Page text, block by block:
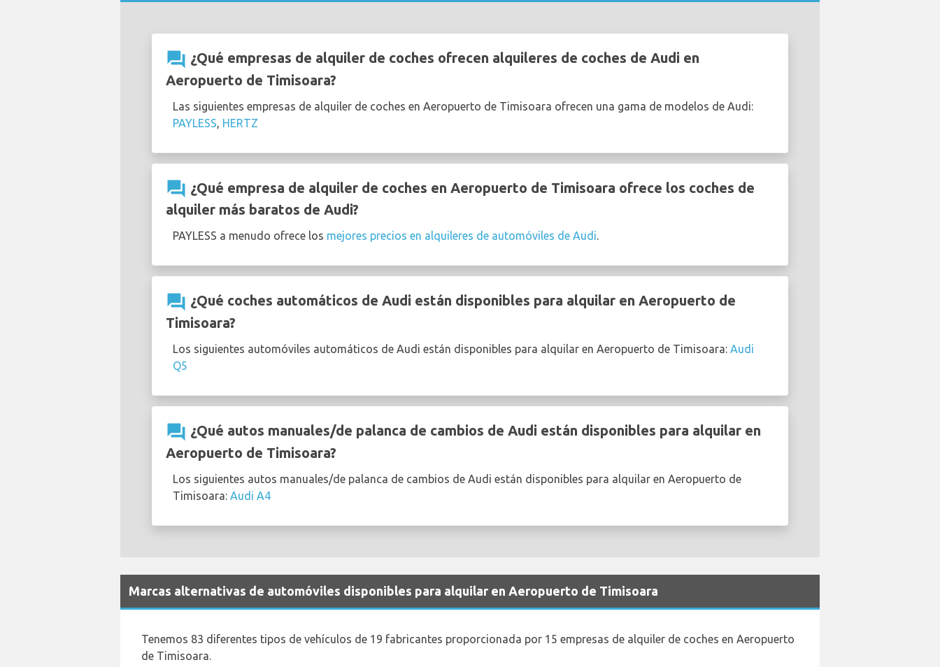
question_answer ¿Qué empresas de alquiler de coches ofrecen alquileres de coches de Audi en
Aeropuerto de Timisoara?
Las siguientes empresas de alquiler de coches en Aeropuerto de Timisoara ofrecen una gama de modelos de Audi:
PAYLESS HERTZ
question_answer ¿Qué empresa de alquiler de coches en Aeropuerto de Timisoara ofrece los coches de
alquiler más baratos de Audi?
PAYLESS a menudo ofrece los mejores precios en alquileres de automóviles de Audi.
question_answer ¿Qué coches automáticos de Audi están disponibles para alquilar en Aeropuerto de
Timisoara?
Los siguientes automóviles automáticos de Audi están disponibles para alquilar en Aeropuerto de Timisoara: Audi
Q5
question_answer ¿Qué autos manuales/de palanca de cambios de Audi están disponibles para alquilar en
Aeropuerto de Timisoara?
Los siguientes autos manuales/de palanca de cambios de Audi están disponibles para alquilar en Aeropuerto de
Timisoara: Audi A4
Marcas alternativas de automóviles disponibles para alquilar en Aeropuerto de Timisoara
Tenemos 83 diferentes tipos de vehículos de 19 fabricantes proporcionada por 15 empresas de alquiler de coches en Aeropuerto
de Timisoara.